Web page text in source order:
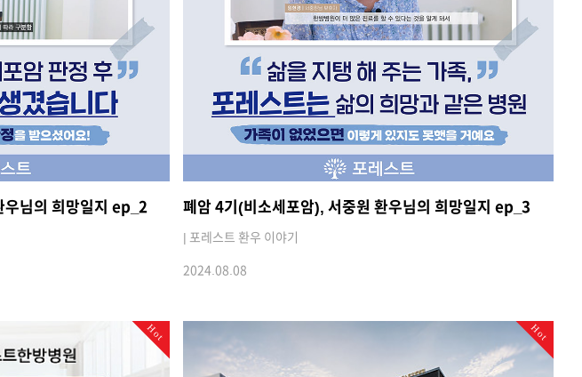
우님의 희망일지 ep_2 폐암 4기(비소세포암), 서중원 환우님의 희망일지 ep_3
| 포레스트 환우 이야기
2024.08.08
Hot Hot